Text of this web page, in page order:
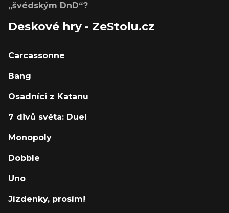
„švédským DnD“?
Deskové hry - ZeStolu.cz
Carcassonne
Bang
Osadníci z Katanu
7 divů světa: Duel
Monopoly
Dobble
Uno
Jízdenky, prosím!